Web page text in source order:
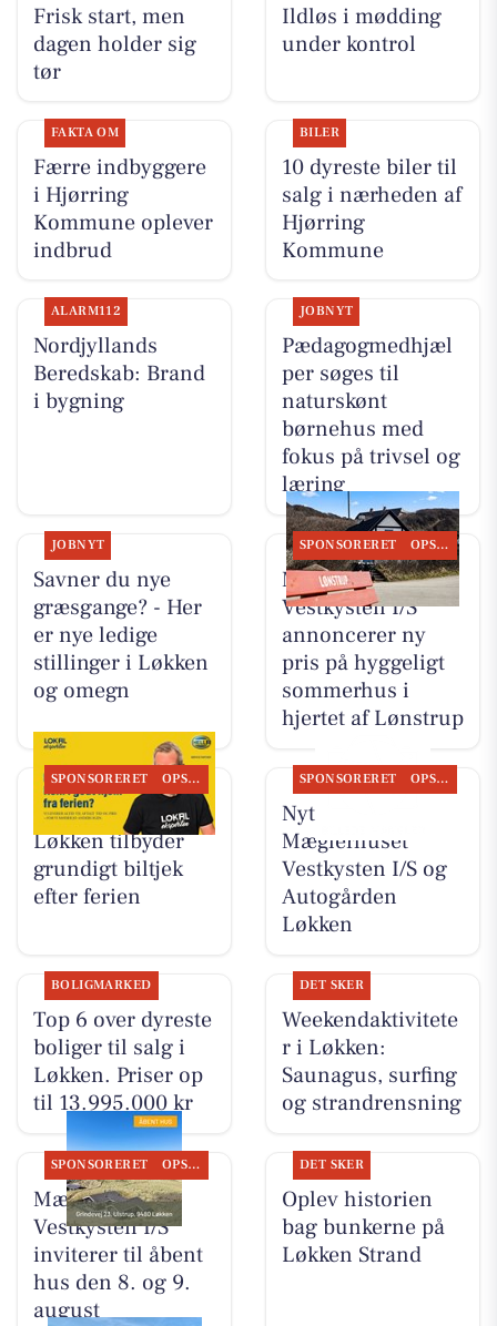
Frisk start, men
dagen holder sig
tør
Ildløs i mødding
under kontrol
FAKTA OM
Færre indbyggere
i Hjørring
Kommune oplever
indbrud
BILER
10 dyreste biler til
salg i nærheden af
Hjørring
Kommune
ALARM112
Nordjyllands
Beredskab: Brand
i bygning
JOBNYT
Pædagogmedhjæl
per søges til
naturskønt
børnehus med
fokus på trivsel og
læring
JOBNYT
Savner du nye
græsgange? - Her
er nye ledige
stillinger i Løkken
og omegn
SPONSORERET OPSLAGSTAVLEN
Mæglerhuset
Vestkysten I/S
annoncerer ny
pris på hyggeligt
sommerhus i
hjertet af Lønstrup
SPONSORERET OPSLAGSTAVLEN
Autogården
Løkken tilbyder
grundigt biltjek
efter ferien
SPONSORERET OPSLAGSTAVLEN
Nyt fra
Mæglerhuset
Vestkysten I/S og
Autogården
Løkken
BOLIGMARKED
Top 6 over dyreste
boliger til salg i
Løkken. Priser op
til 13.995.000 kr
DET SKER
Weekendaktivitete
r i Løkken:
Saunagus, surfing
og strandrensning
SPONSORERET OPSLAGSTAVLEN
Mæglerhuset
Vestkysten I/S
inviterer til åbent
hus den 8. og 9.
august
DET SKER
Oplev historien
bag bunkerne på
Løkken Strand